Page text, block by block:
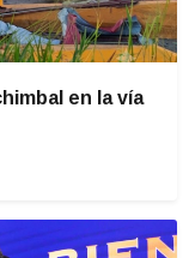
en la vía